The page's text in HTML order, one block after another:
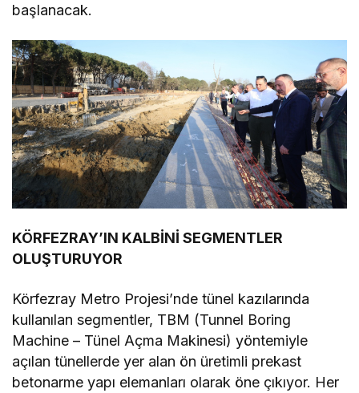
başlanacak.
KÖRFEZRAY’IN KALBİNİ SEGMENTLER
OLUŞTURUYOR
Körfezray Metro Projesi’nde tünel kazılarında
kullanılan segmentler, TBM (Tunnel Boring
Machine – Tünel Açma Makinesi) yöntemiyle
açılan tünellerde yer alan ön üretimli prekast
betonarme yapı elemanları olarak öne çıkıyor. Her